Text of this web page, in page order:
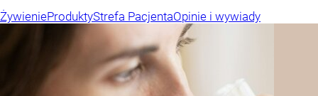
ŻywienieProduktyStrefa PacjentaOpinie i wywiady